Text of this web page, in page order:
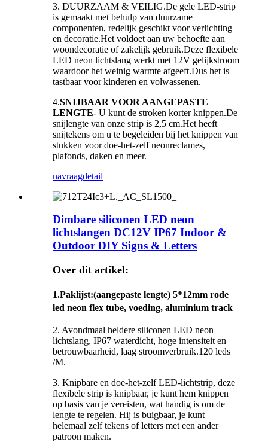
3. DUURZAAM & VEILIG.De gele LED-strip
is gemaakt met behulp van duurzame
componenten, redelijk geschikt voor verlichting
en decoratie.Het voldoet aan uw behoefte aan
woondecoratie of zakelijk gebruik.Deze flexibele
LED neon lichtslang werkt met 12V gelijkstroom
waardoor het weinig warmte afgeeft.Dus het is
tastbaar voor kinderen en volwassenen.
4.SNIJBAAR VOOR AANGEPASTE
LENGTE- U kunt de stroken korter knippen.De
snijlengte van onze strip is 2,5 cm.Het heeft
snijtekens om u te begeleiden bij het knippen van
stukken voor doe-het-zelf neonreclames,
plafonds, daken en meer.
navraagdetail
Dimbare siliconen LED neon
lichtslangen DC12V IP67 Indoor &
Outdoor DIY Signs & Letters
Over dit artikel:
1.Paklijst:(aangepaste lengte) 5*12mm rode
led neon flex tube, voeding, aluminium track
2. Avondmaal heldere siliconen LED neon
lichtslang, IP67 waterdicht, hoge intensiteit en
betrouwbaarheid, laag stroomverbruik.120 leds
/M.
3. Knipbare en doe-het-zelf LED-lichtstrip, deze
flexibele strip is knipbaar, je kunt hem knippen
op basis van je vereisten, wat handig is om de
lengte te regelen. Hij is buigbaar, je kunt
helemaal zelf tekens of letters met een ander
patroon maken.